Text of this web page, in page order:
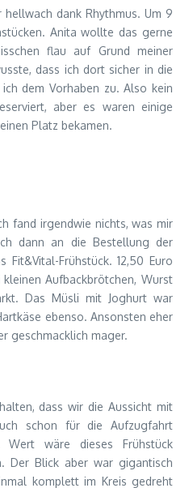
dank Rhythmus. Um 9
Anita wollte das gerne
flau auf Grund meiner
dass ich dort sicher in die
dem Vorhaben zu. Also kein
aber es waren einige
Platz bekamen.
fand irgendwie nichts, was mir
dann an die Bestellung der
Frühstück. 12,50 Euro
Aufbackbrötchen, Wurst
Das Müsli mit Joghurt war
ebenso. Ansonsten eher
geschmacklich mager.
dass wir die Aussicht mit
schon für die Aufzugfahrt
Wert wäre dieses Frühstück
Der Blick aber war gigantisch
komplett im Kreis gedreht